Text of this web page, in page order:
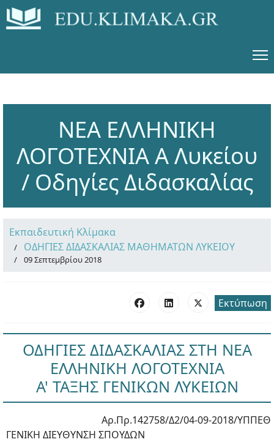
ΝΕΑ ΕΛΛΗΝΙΚΗ
ΛΟΓΟΤΕΧΝΙΑ Α Λυκείου
/ Οδηγίες Διδασκαλίας
Εκπαιδευτική Κλίμακα
ΟΔΗΓΙΕΣ ΔΙΔΑΣΚΑΛΙΑΣ ΜΑΘΗΜΑΤΩΝ ΛΥΚΕΙΟΥ
09 Σεπτεμβρίου 2018
Εκτύπωση
ΟΔΗΓΙΕΣ ΔΙΔΑΣΚΑΛΙΑΣ ΣΤΗ ΝΕΑ
ΕΛΛΗΝΙΚΗ ΛΟΓΟΤΕΧΝΙΑ
Α' ΤΑΞΗΣ ΓΕΝΙΚΩΝ ΛΥΚΕΙΩΝ
Αρ.Πρ.142758/Δ2/04-09-2018/ΥΠΠΕΘ
ΓΕΝΙΚΗ ΔΙΕΥΘΥΝΣΗ ΣΠΟΥΔΩΝ